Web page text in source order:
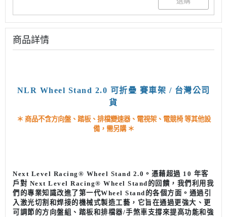
商品詳情
NLR Wheel Stand 2.0 可折疊 賽車架 / 台灣公司
貨
＊ 商品不含方向盤、踏板、排檔變速器、電視架、電競椅 等其他設
備，需另購 ＊
Next Level Racing® Wheel Stand 2.0。憑藉超過 10 年客
戶對 Next Level Racing® Wheel Stand 的回饋，我們利用我
們的專業知識改進了第一代Wheel Stand 的各個方面。通過引
入激光切割和焊接的機械式製造工藝，它旨在通過更強大、更
可調節的方向盤組、踏板和排檔器/手煞車支撐來提高功能和強